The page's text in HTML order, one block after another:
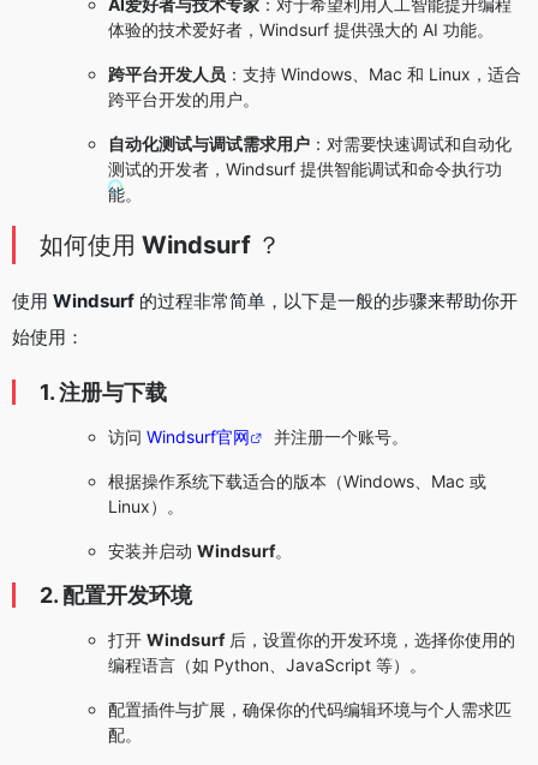
AI爱好者与技术专家 ：对于希望利用人工智能提升编程
体验的技术爱好者，Windsurf 提供强大的 AI 功能。
跨平台开发人员 ：支持 Windows、Mac 和 Linux，适合
跨平台开发的用户。
自动化测试与调试需求用户 ：对需要快速调试和自动化
测试的开发者，Windsurf 提供智能调试和命令执行功
能。
如何使用 Windsurf ？
使用 Windsurf 的过程非常简单，以下是一般的步骤来帮助你开
始使用：
1. 注册与下载
访问 Windsurf官网 并注册一个账号。
根据操作系统下载适合的版本（Windows、Mac 或
Linux）。
安装并启动 Windsurf。
2. 配置开发环境
打开 Windsurf后，设置你的开发环境，选择你使用的
编程语言（如 Python、JavaScript 等）。
配置插件与扩展，确保你的代码编辑环境与个人需求匹
配。